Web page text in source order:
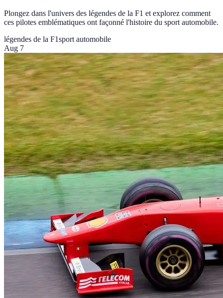
Plongez dans l'univers des légendes de la F1 et explorez comment
ces pilotes emblématiques ont façonné l'histoire du sport automobile.
légendes de la F1sport automobile
Aug 7